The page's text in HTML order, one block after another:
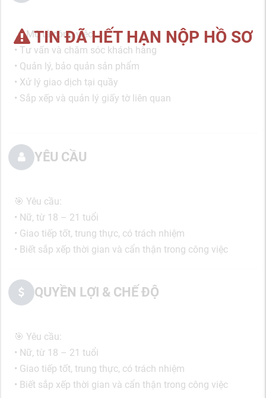
TIN ĐÃ HẾT HẠN NỘP HỒ SƠ
📌 Mô tả công việc:
• Tư vấn và chăm sóc khách hàng
• Quản lý, bảo quản sản phẩm
• Xử lý giao dịch tại quầy
• Sắp xếp và quản lý giấy tờ liên quan
YÊU CẦU
🎯 Yêu cầu:
• Nữ, từ 18 – 21 tuổi
• Giao tiếp tốt, trung thực, có trách nhiệm
• Biết sắp xếp thời gian và cẩn thận trong công việc
QUYỀN LỢI & CHẾ ĐỘ
🎯 Yêu cầu:
• Nữ, từ 18 – 21 tuổi
• Giao tiếp tốt, trung thực, có trách nhiệm
• Biết sắp xếp thời gian và cẩn thận trong công việc